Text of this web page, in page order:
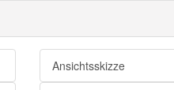
Ansichtsskizze